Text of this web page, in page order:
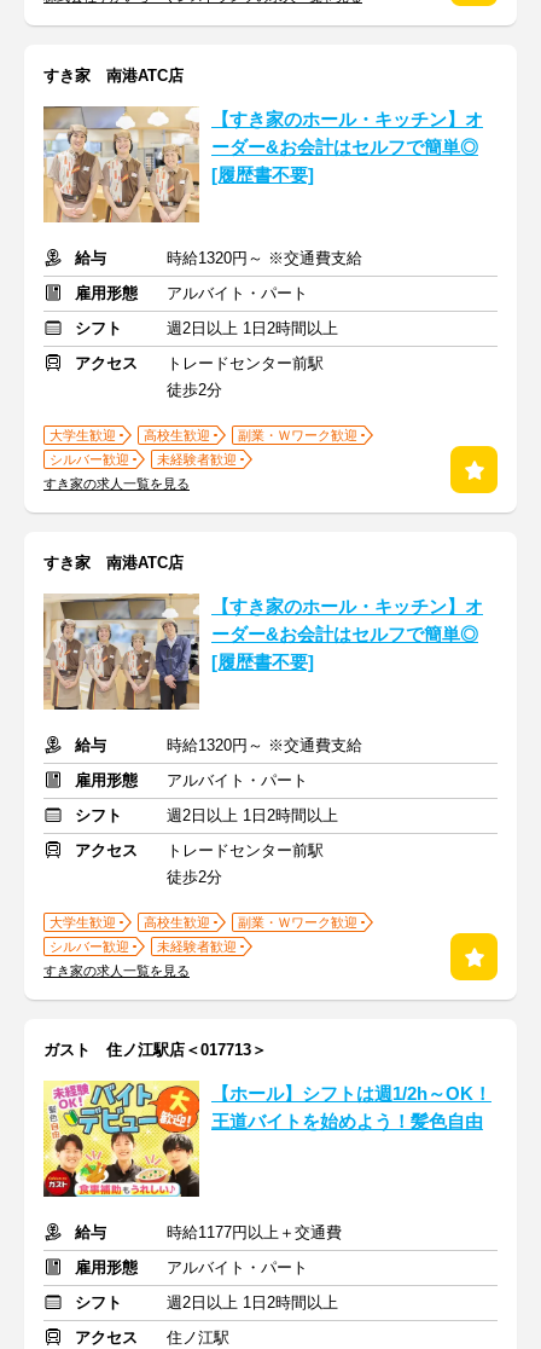
すき家 南港ATC店
【すき家のホール・キッチン】オ
ーダー&お会計はセルフで簡単◎
[履歴書不要]
給与
時給1320円～ ※交通費支給
雇用形態
アルバイト・パート
シフト
週2日以上 1日2時間以上
アクセス
トレードセンター前駅
徒歩2分
大学生歓迎 高校生歓迎
副業・Ｗワーク歓迎
シルバー歓迎
未経験者歓迎
すき家の求人一覧を見る
すき家 南港ATC店
【すき家のホール・キッチン】オ
ーダー&お会計はセルフで簡単◎
[履歴書不要]
給与
時給1320円～ ※交通費支給
雇用形態
アルバイト・パート
シフト
週2日以上 1日2時間以上
アクセス
トレードセンター前駅
徒歩2分
大学生歓迎 高校生歓迎
副業・Ｗワーク歓迎
シルバー歓迎
未経験者歓迎
すき家の求人一覧を見る
ガスト 住ノ江駅店＜017713＞
【ホール】シフトは週1/2h～OK！
王道バイトを始めよう！髪色自由
給与
時給1177円以上＋交通費
雇用形態
アルバイト・パート
シフト
週2日以上 1日2時間以上
アクセス
住ノ江駅